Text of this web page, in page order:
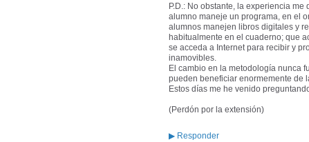
P.D.: No obstante, la experiencia
alumno maneje un programa, en el
alumnos manejen libros digitales y
habitualmente en el cuaderno; que
se acceda a Internet para recibir y
inamovibles.
El cambio en la metodología nunca
pueden beneficiar enormemente de
Estos días me he venido
(Perdón por la extensión)
▶ Responder